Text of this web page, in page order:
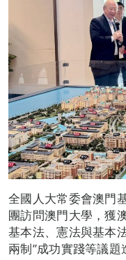
全國人大常委會澳門
團訪問澳門大學，獲
基本法、憲法與基本
兩制”成功實踐等議題